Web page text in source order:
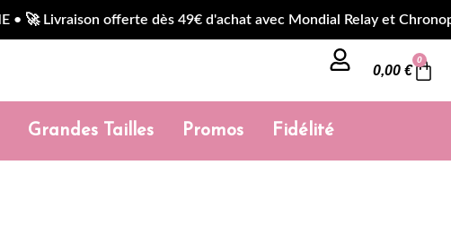
offerte dès 49€ d'achat avec Mondial Relay et Chronopost •
0,00 €
0
Grandes Tailles Promos Fidélité